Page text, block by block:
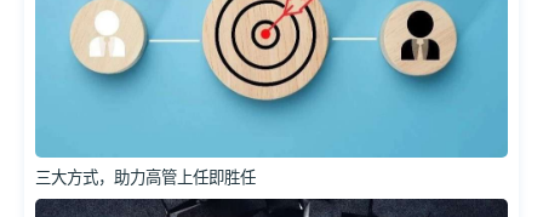
三大方式，助力高管上任即胜任